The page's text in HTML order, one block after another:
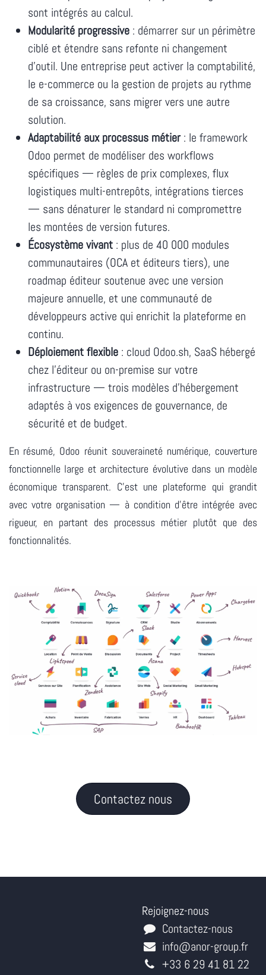
sont intégrés au calcul.
Modularité progressive : démarrer sur un périmètre
ciblé et étendre sans refonte ni changement
d'outil. Une entreprise peut activer la comptabilité,
le e-commerce ou la gestion de projets au rythme
de sa croissance, sans migrer vers une autre
solution.
Adaptabilité aux processus métier: le framework
Odoo permet de modéliser des workflows
spécifiques — règles de prix complexes, flux
logistiques multi-entrepôts, intégrations tierces
— sans dénaturer le standard ni compromettre
les montées de version futures.
Écosystème vivant : plus de 40 000 modules
communautaires (OCA et éditeurs tiers), une
roadmap éditeur soutenue avec une version
majeure annuelle, et une communauté de
développeurs active qui enrichit la plateforme en
continu.
Déploiement flexible : cloud Odoo.sh, SaaS hébergé
chez l'éditeur ou on-premise sur votre
infrastructure — trois modèles d'hébergement
adaptés à vos exigences de gouvernance, de
sécurité et de budget.
En résumé, Odoo réunit souveraineté numérique, couverture
fonctionnelle large et architecture évolutive dans un modèle
économique transparent. C'est une plateforme qui grandit
avec votre organisation — à condition d'être intégrée avec
rigueur, en partant des processus métier plutôt que des
fonctionnalités.
Contactez nous
Rejoignez-nous
Contactez-nous
info@anor-group.fr
+33 6 29 41 81 22